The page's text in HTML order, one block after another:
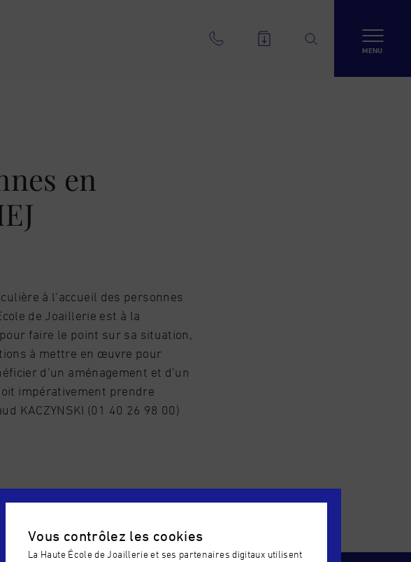
MENU
en
à l’accueil des personnes
de Joaillerie est à la
faire le point sur sa situation,
à mettre en œuvre pour
d’un aménagement et d’un
impérativement prendre
KACZYNSKI (01 40 26 98 00)
de l'école
Vous contrôlez les cookies
La Haute École de Joaillerie et ses partenaires digitaux utilisent